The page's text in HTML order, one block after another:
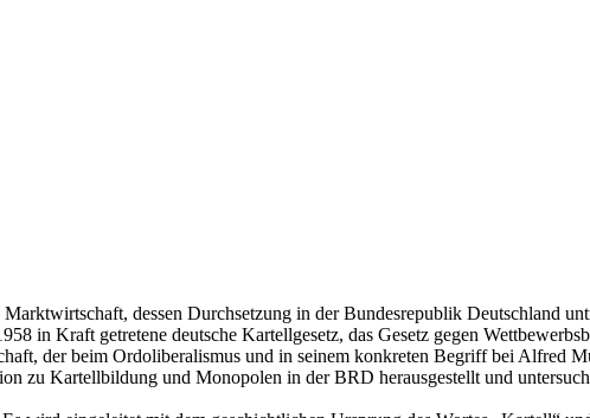
dessen Durchsetzung in der Bundesrepublik Deutschland
in Kraft getretene deutsche Kartellgesetz, das Gesetz gegen
der beim Ordoliberalismus und in seinem konkreten Begriff bei Alfred
zu Kartellbildung und Monopolen in der BRD herausgestellt und